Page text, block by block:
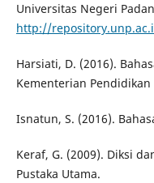
Universitas Negeri
http://
Harsiati, D. (2016).
Kementerian
Isnatun, S. (2016).
Keraf, G. (2009). Diksi
Pustaka Utama.